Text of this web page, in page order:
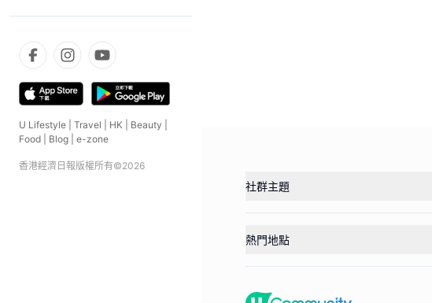
U Lifestyle Travel HK Beauty
Food
Blog e-zone
香港經濟日報版權所有©2026
社群主題
熱門地點